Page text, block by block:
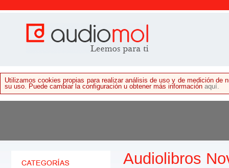
Utilizamos cookies propias para realizar análisis de uso y de medición de
su uso. Puede cambiar la configuración u obtener más información aquí.
Audiolibros